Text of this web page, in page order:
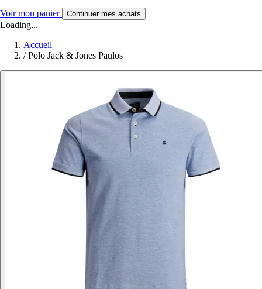
Voir mon panier Continuer mes achats
Loading...
Accueil
/ Polo Jack & Jones Paulos